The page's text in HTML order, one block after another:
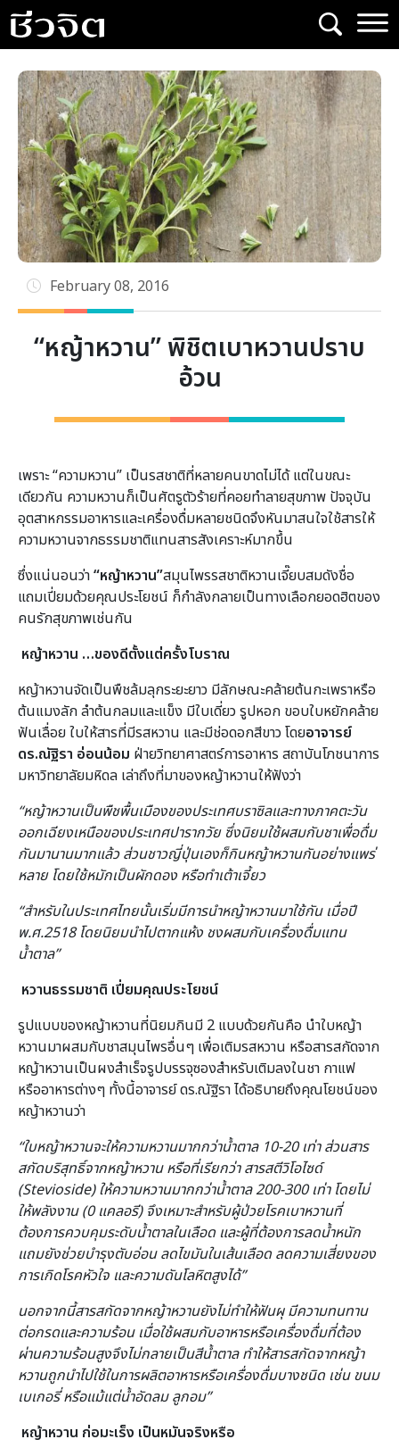
Skip
to
content
February 08, 2016
“หญ้าหวาน” พิชิตเบาหวานปราบ
อ้วน
เพราะ “ความหวาน” เป็นรสชาติที่หลายคนขาดไม่ได้ แต่ในขณะ
เดียวกัน ความหวานก็เป็นศัตรูตัวร้ายที่คอยทำลายสุขภาพ ปัจจุบัน
อุตสาหกรรมอาหารและเครื่องดื่มหลายชนิดจึงหันมาสนใจใช้สารให้
ความหวานจากธรรมชาติแทนสารสังเคราะห์มากขึ้น
ซึ่งแน่นอนว่า“หญ้าหวาน”สมุนไพรรสชาติหวานเจี๊ยบสมดังชื่อ
แถมเปี่ยมด้วยคุณประโยชน์ ก็กำลังกลายเป็นทางเลือกยอดฮิตของ
คนรักสุขภาพเช่นกัน
หญ้าหวาน …ของดีตั้งแต่ครั้งโบราณ
หญ้าหวานจัดเป็นพืชล้มลุกระยะยาว มีลักษณะคล้ายต้นกะเพราหรือ
ต้นแมงลัก ลำต้นกลมและแข็ง มีใบเดี่ยว รูปหอก ขอบใบหยักคล้าย
ฟันเลื่อย ใบให้สารที่มีรสหวาน และมีช่อดอกสีขาว โดยอาจารย์
ดร.ณัฐิรา อ่อนน้อม ฝ่ายวิทยาศาสตร์การอาหาร สถาบันโภชนาการ
มหาวิทยาลัยมหิดล เล่าถึงที่มาของหญ้าหวานให้ฟังว่า
“หญ้าหวานเป็นพืชพื้นเมืองของประเทศบราซิลและทางภาคตะวัน
ออกเฉียงเหนือของประเทศปารากวัย ซึ่งนิยมใช้ผสมกับชาเพื่อดื่ม
กันมานานมากแล้ว ส่วนชาวญี่ปุ่นเองก็กินหญ้าหวานกันอย่างแพร่
หลาย โดยใช้หมักเป็นผักดอง หรือทำเต้าเจี้ยว
“สำหรับในประเทศไทยนั้นเริ่มมีการนำหญ้าหวานมาใช้กัน เมื่อปี
พ.ศ.2518โดยนิยมนำไปตากแห้ง ชงผสมกับเครื่องดื่มแทน
น้ำตาล”
หวานธรรมชาติ เปี่ยมคุณประโยชน์
รูปแบบของหญ้าหวานที่นิยมกินมี 2 แบบด้วยกันคือ นำใบหญ้า
หวานมาผสมกับชาสมุนไพรอื่นๆ เพื่อเติมรสหวาน หรือสารสกัดจาก
หญ้าหวานเป็นผงสำเร็จรูปบรรจุซองสำหรับเติมลงในชา กาแฟ
หรืออาหารต่างๆ ทั้งนี้อาจารย์ ดร.ณัฐิรา ได้อธิบายถึงคุณโยชน์ของ
หญ้าหวานว่า
“ใบหญ้าหวานจะให้ความหวานมากกว่าน้ำตาล 10-20เท่า ส่วนสาร
สกัดบริสุทธิ์จากหญ้าหวาน หรือที่เรียกว่า สารสตีวิโอไซด์
(Stevioside)ให้ความหวานมากกว่าน้ำตาล200-300เท่า โดยไม่
ให้พลังงาน (0แคลอรี) จึงเหมาะสำหรับผู้ป่วยโรคเบาหวานที่
ต้องการควบคุมระดับน้ำตาลในเลือด และผู้ที่ต้องการลดน้ำหนัก
แถมยังช่วยบำรุงตับอ่อน ลดไขมันในเส้นเลือด ลดความเสี่ยงของ
การเกิดโรคหัวใจ และความดันโลหิตสูงได้”
นอกจากนี้สารสกัดจากหญ้าหวานยังไม่ทำให้ฟันผุ มีความทนทาน
ต่อกรดและความร้อน เมื่อใช้ผสมกับอาหารหรือเครื่องดื่มที่ต้อง
ผ่านความร้อนสูงจึงไม่กลายเป็นสีน้ำตาล ทำให้สารสกัดจากหญ้า
หวานถูกนำไปใช้ในการผลิตอาหารหรือเครื่องดื่มบางชนิด เช่น ขนม
เบเกอรี่ หรือแม้แต่น้ำอัดลม ลูกอม”
หญ้าหวาน ก่อมะเร็ง เป็นหมันจริงหรือ